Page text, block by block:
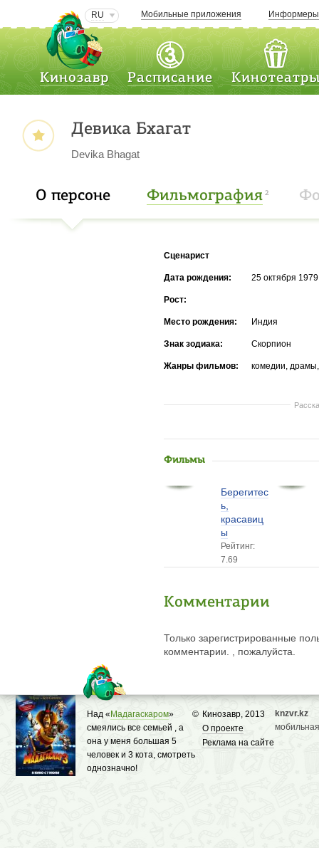
RU Мобильные приложения Информеры
Кинозавр Расписание
Девика Бхагат
Devika Bhagat
О персоне Фильмография 2
Сценарист
Дата рождения: 25 октября
Рост:
Место рождения: Индия
Знак зодиака: Скорпион
Жанры фильмов: комедии,
Фильмы
Берегитес
ь,
красавиц
ы
Рейтинг:
7.69
Комментарии
Только зарегистрированные
комментарии. , пожалуйста.
© Кинозавр, 2013
О проекте
Реклама на сайте
Над « Мадагаскаром»
смеялись все семьей , а
она у меня большая 5
человек и 3 кота, смотреть
однозначно!
knzvr.kz